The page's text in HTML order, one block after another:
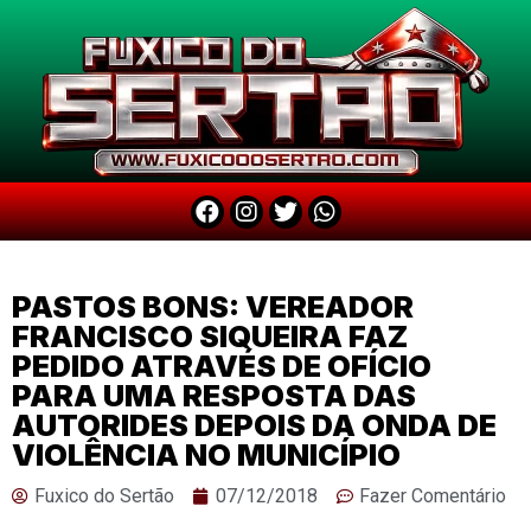
PASTOS BONS: VEREADOR
FRANCISCO SIQUEIRA FAZ
PEDIDO ATRAVÉS DE OFÍCIO
PARA UMA RESPOSTA DAS
AUTORIDES DEPOIS DA ONDA DE
VIOLÊNCIA NO MUNICÍPIO
Fuxico do Sertão 07/12/2018 Fazer Comentário